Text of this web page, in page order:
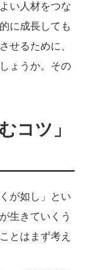
い人材をつな
に成長しても
せるために、
ょうか。その
コツ」
が如し」とい
生きていくう
とはまず考え